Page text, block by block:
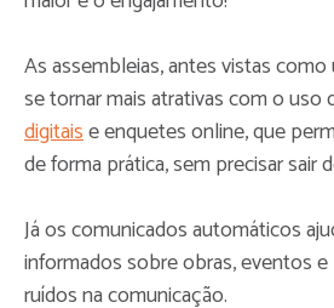
As assembleias, antes vistas
se tornar mais atrativas com o uso
digitaise enquetes online, que
de forma prática, sem precisar sair
Já os comunicados automáticos
informados sobre obras, eventos
ruídos na comunicação.